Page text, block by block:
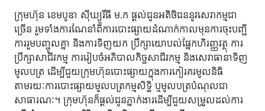
ក្រុមហ៊ុន ខេមបូឌា ស៊ីឃ្យួរឹធី ម.ក ផ្តល់ជូនអតិថិជននូវសេវាកម្មជា
ច្រើន រួមទាំងការណែនាំពីការបោះផ្សាយដំណាក់កាលមុនការចុះបញ្ជី
ការរួមបញ្ចូលគ្នា និងការទិញយក ប្រឹក្សាយោបល់ផ្នែកហិរញ្ញវត្ថុ ការ
ប្រឹក្សាសាជីវកម្ម ការរៀបចំអភិបាលកិច្ចសាជីវកម្ម និងសេវាធានាទិញ
មូលបត្រ ដើម្បីជួយក្រុមហ៊ុនបោះផ្សាយក្នុងការកៀរគរមូលនិធិ
តាមរយៈការបោះផ្សាយមូលបត្រកម្មសិទ្ធិ ឬមូលបត្របំណុលជា
សាធារណៈ។ ក្រុមហ៊ុនក៏ផ្តល់ជូនភ្នាក់ងារដើម្បីជួយសម្រួលដល់ការ